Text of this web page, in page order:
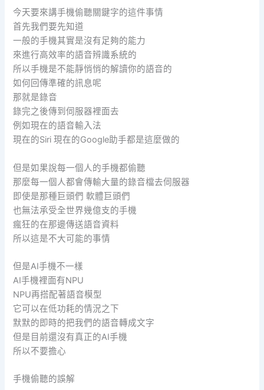
今天要來講手機偷聽關鍵字的這件事情
首先我們要先知道
一般的手機其實是沒有足夠的能力
來進行高效率的語音辨識系統的
所以手機是不能靜悄悄的解讀你的語音的
如何回傳準確的訊息呢
那就是錄音
錄完之後傳到伺服器裡面去
例如現在的語音輸入法
現在的Siri 現在的Google助手都是這麼做的
但是如果說每一個人的手機都偷聽
那麼每一個人都會傳輸大量的錄音檔去伺服器
即使是那種巨頭們 軟體巨頭們
也無法承受全世界幾億支的手機
瘋狂的在那邊傳送語音資料
所以這是不大可能的事情
但是AI手機不一樣
AI手機裡面有NPU
NPU再搭配著語音模型
它可以在低功耗的情況之下
默默的即時的把我們的語音轉成文字
但是目前還沒有真正的AI手機
所以不要擔心
手機偷聽的誤解